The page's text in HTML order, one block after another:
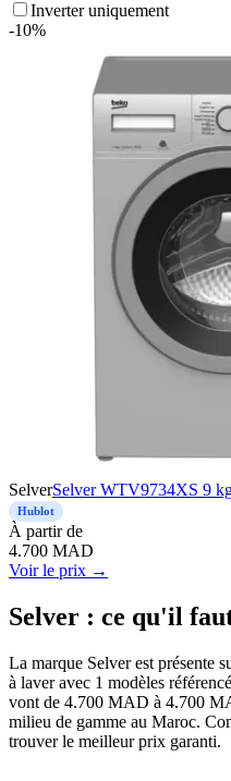
Inverter uniquement
-10%
SelverSelver WTV9734XS 9
Hublot
À partir de
4.700 MAD
Voir le prix →
Selver : ce qu'il
La marque Selver est présente
à laver avec 1 modèles
vont de 4.700 MAD à 4.700
milieu de gamme au Maroc.
trouver le meilleur prix garanti.